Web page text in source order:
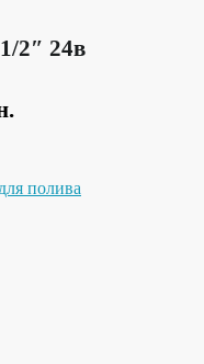
2″ 24в
полива